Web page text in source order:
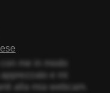
me in modo
e mi
alla mia webcam.